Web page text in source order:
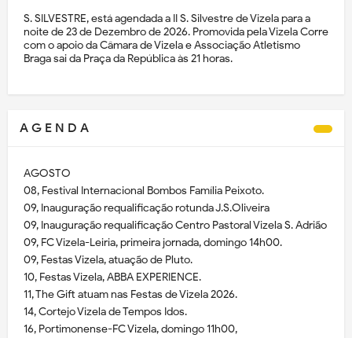
S. SILVESTRE, está agendada a II S. Silvestre de Vizela para a
noite de 23 de Dezembro de 2026. Promovida pela Vizela Corre
com o apoio da Câmara de Vizela e Associação Atletismo
Braga sai da Praça da República às 21 horas.
A G E N D A
AGOSTO
08, Festival Internacional Bombos Família Peixoto.
09, Inauguração requalificação rotunda J.S.Oliveira
09, Inauguração requalificação Centro Pastoral Vizela S. Adrião
09, FC Vizela-Leiria, primeira jornada, domingo 14h00.
09, Festas Vizela, atuação de Pluto.
10, Festas Vizela, ABBA EXPERIENCE.
11, The Gift atuam nas Festas de Vizela 2026.
14, Cortejo Vizela de Tempos Idos.
16, Portimonense-FC Vizela, domingo 11h00,